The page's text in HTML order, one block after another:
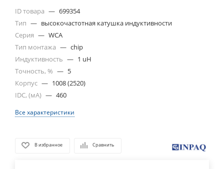
ID товара — 699354
Тип — высокочастотная катушка индуктивности
Серия — WCA
Тип монтажа — chip
Индуктивность — 1 uH
Точность, % — 5
Корпус — 1008 (2520)
IDC, (мА) — 460
Все характеристики
В избранное Сравнить